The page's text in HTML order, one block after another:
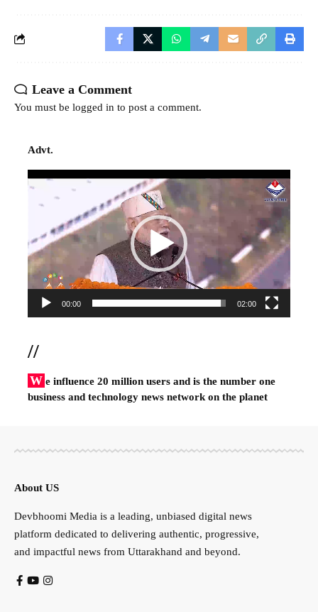
Leave a Comment
You must be logged in to post a comment.
Advt.
Video
00:00 02:00
//
W e influence 20 million users and is the number one
business and technology news network on the planet
About US
Devbhoomi Media is a leading, unbiased digital news
platform dedicated to delivering authentic, progressive,
and impactful news from Uttarakhand and beyond.